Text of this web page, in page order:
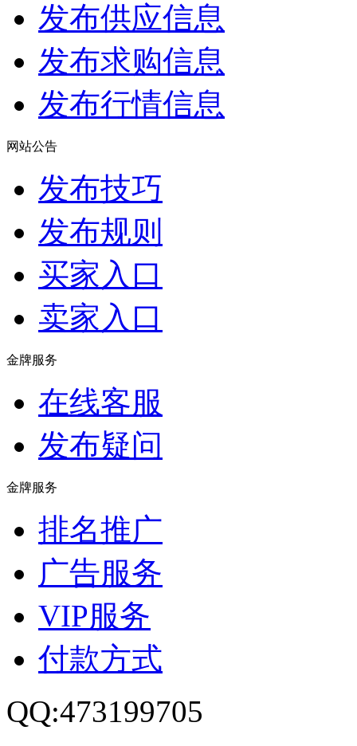
发布供应信息
发布求购信息
发布行情信息
网站公告
发布技巧
发布规则
买家入口
卖家入口
金牌服务
在线客服
发布疑问
金牌服务
排名推广
广告服务
VIP服务
付款方式
QQ:473199705